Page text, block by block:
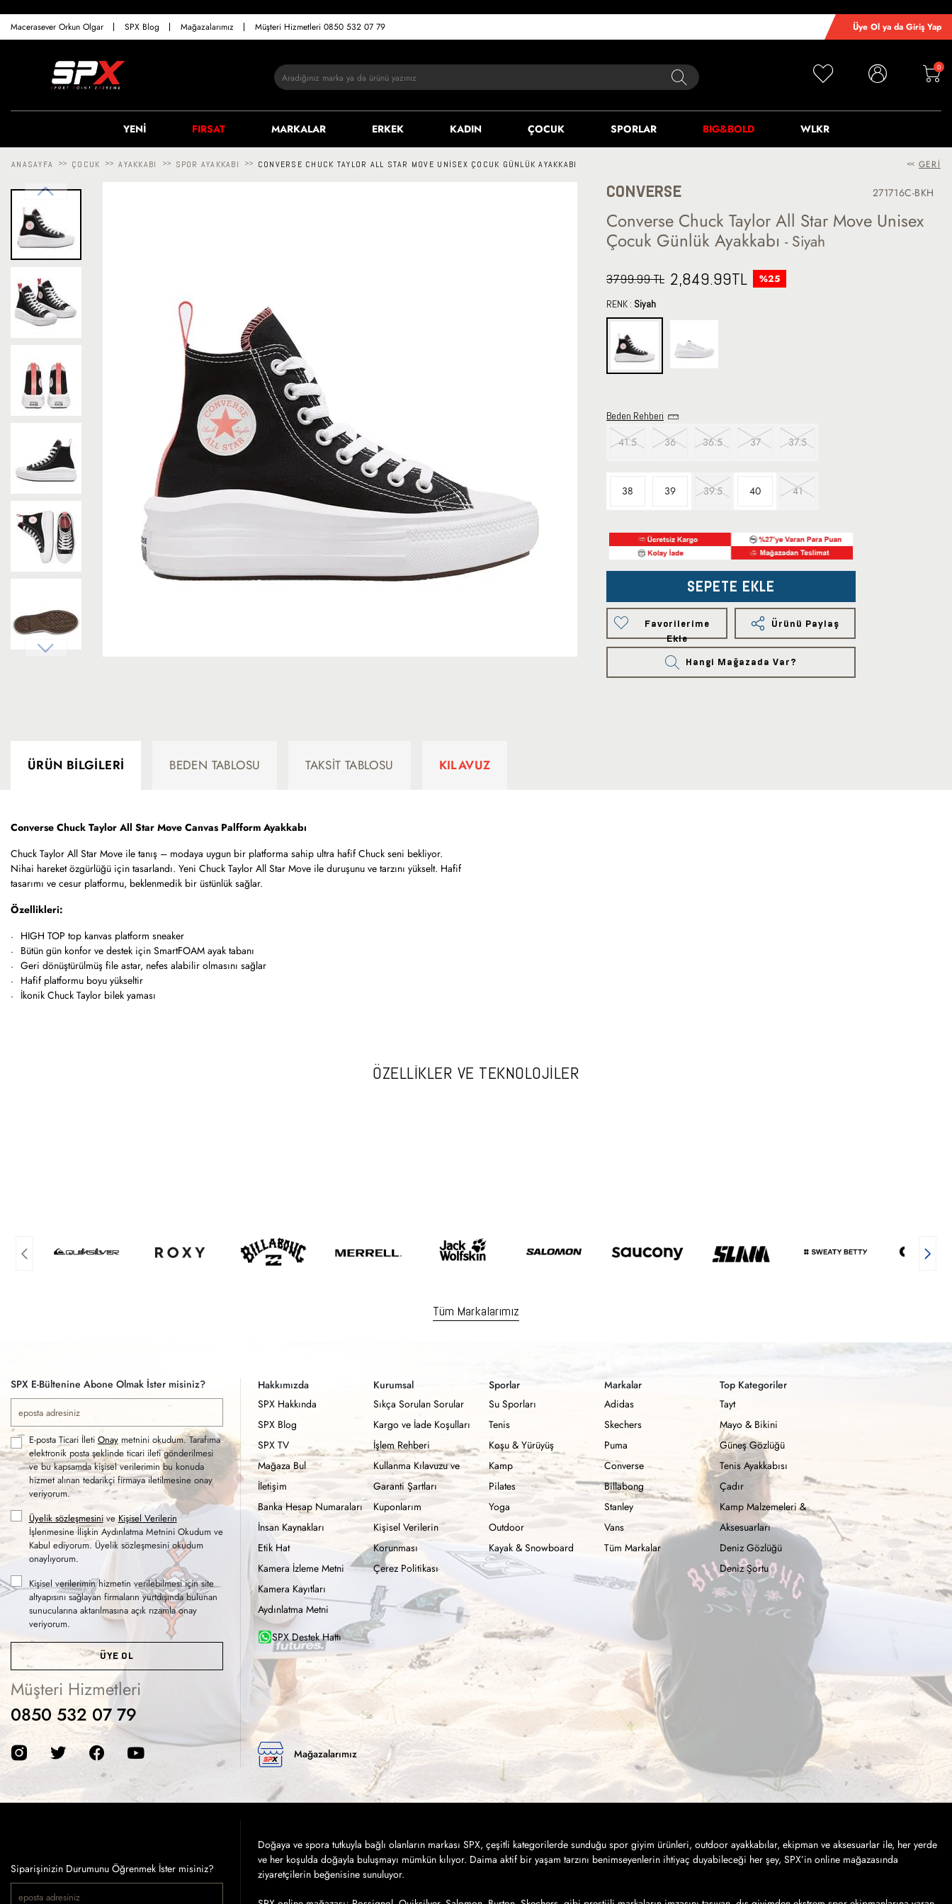
Macerasever Orkun Olgar SPX Blog Mağazalarımız Müşteri Hizmetleri 0850 532 07 79 Üye Ol ya da Giriş Yap
0
YENİ FIRSAT MARKALAR ERKEK KADIN ÇOCUK SPORLAR BIG&BOLD WLKR
ANASAYFA >> ÇOCUK >> AYAKKABI >> SPOR AYAKKABI >> CONVERSE CHUCK TAYLOR ALL STAR MOVE UNISEX ÇOCUK GÜNLÜK AYAKKABI << GERI
CONVERSE 271716C-BKH
Converse Chuck Taylor All Star Move Unisex
Çocuk Günlük Ayakkabı - Siyah
3799.99 TL 2,849.99TL %25
RENK : Siyah
Beden Rehberi
41.5 36 36.5 37 37.5
38 39 39.5 40 41
SEPETE EKLE
Favorilerime
Ekle
Ürünü Paylaş
Hangi Mağazada Var?
ÜRÜN BILGILERI BEDEN TABLOSU TAKSIT TABLOSU KILAVUZ
Converse Chuck Taylor All Star Move Canvas Palfform Ayakkabı
Chuck Taylor All Star Move ile tanış – modaya uygun bir platforma sahip ultra hafif Chuck seni bekliyor.
Nihai hareket özgürlüğü için tasarlandı. Yeni Chuck Taylor All Star Move ile duruşunu ve tarzını yükselt. Hafif
tasarımı ve cesur platformu, beklenmedik bir üstünlük sağlar.
Özellikleri:
HIGH TOP top kanvas platform sneaker
Bütün gün konfor ve destek için SmartFOAM ayak tabanı
Geri dönüştürülmüş file astar, nefes alabilir olmasını sağlar
Hafif platformu boyu yükseltir
İkonik Chuck Taylor bilek yaması
ÖZELLİKLER VE TEKNOLOJİLER
Tüm Markalarımız
SPX E-Bültenine Abone Olmak İster misiniz?
E-posta Ticari İleti Onaymetnini okudum. Tarafıma
elektronik posta şeklinde ticari ileti gönderilmesi
ve bu kapsamda kişisel verilerimin bu konuda
hizmet alınan tedarikçi firmaya iletilmesine onay
veriyorum.
Üyelik sözleşmesinive Kişisel Verilerin
İşlenmesine İlişkin Aydınlatma Metnini Okudum ve
Kabul ediyorum. Üyelik sözleşmesini okudum
onaylıyorum.
Kişisel verilerimin hizmetin verilebilmesi için site
altyapısını sağlayan firmaların yurtdışında bulunan
sunucularına aktarılmasına açık rızamla onay
veriyorum.
ÜYE OL
Müşteri Hizmetleri
0850 532 07 79
Hakkımızda
SPX Hakkında
SPX Blog
SPX TV
Mağaza Bul
İletişim
Banka Hesap Numaraları
İnsan Kaynakları
Etik Hat
Kamera İzleme Metni
Kamera Kayıtları
Aydınlatma Metni
Kurumsal
Sıkça Sorulan Sorular
Kargo ve İade Koşulları
İşlem Rehberi
Kullanma Kılavuzu ve
Garanti Şartları
Kuponlarım
Kişisel Verilerin
Korunması
Çerez Politikası
Sporlar
Su Sporları
Tenis
Koşu & Yürüyüş
Kamp
Pilates
Yoga
Outdoor
Kayak & Snowboard
Markalar
Adidas
Skechers
Puma
Converse
Billabong
Stanley
Vans
Tüm Markalar
Top Kategoriler
Tayt
Mayo & Bikini
Güneş Gözlüğü
Tenis Ayakkabısı
Çadır
Kamp Malzemeleri &
Aksesuarları
Deniz Gözlüğü
Deniz Şortu
SPX Destek Hattı
Mağazalarımız
Siparişinizin Durumunu Öğrenmek İster misiniz?
Doğaya ve spora tutkuyla bağlı olanların markası SPX, çeşitli kategorilerde sunduğu spor giyim ürünleri, outdoor ayakkabılar, ekipman ve aksesuarlar ile, her yerde
ve her koşulda doğayla buluşmayı mümkün kılıyor. Daima aktif bir yaşam tarzını benimseyenlerin ihtiyaç duyabileceği her şey, SPX’in online mağazasında
ziyaretçilerin beğenisine sunuluyor.